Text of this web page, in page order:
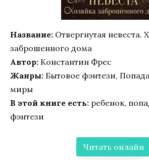
Название: Отвергнутая невеста.
заброшенного дома
Автор: Константин Фрес
Жанры: Бытовое фэнтези,
миры
В этой книге есть: ребенок,
фэнтези
Читать онлайн